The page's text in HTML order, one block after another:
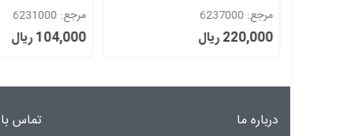
مرجع: 6237000
220,000 ریال
مرجع: 6231000
104,000 ریال
درباره ما تماس